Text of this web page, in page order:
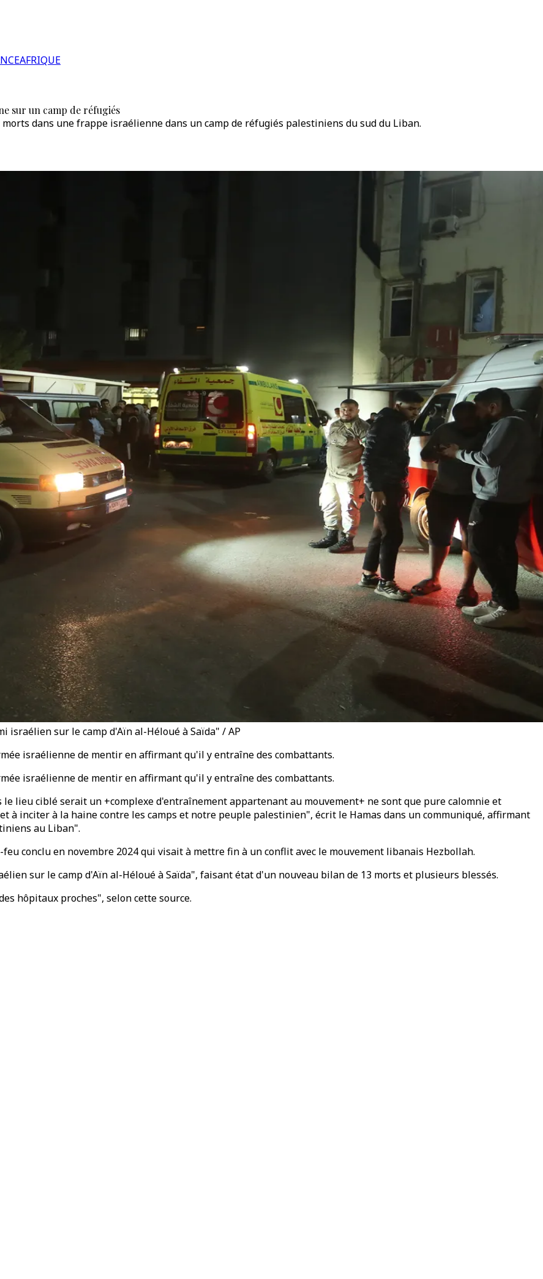
AFRIQUE
sur un camp de réfugiés
dans une frappe israélienne dans un camp de réfugiés palestiniens du sud du Liban.
sur le camp d'Aïn al-Héloué à Saïda" / AP
israélienne de mentir en affirmant qu'il y entraîne des combattants.
israélienne de mentir en affirmant qu'il y entraîne des combattants.
lieu ciblé serait un +complexe d'entraînement appartenant au mouvement+ ne sont que pure calomnie et
à inciter à la haine contre les camps et notre peuple palestinien", écrit le Hamas dans un communiqué, affirmant
au Liban".
conclu en novembre 2024 qui visait à mettre fin à un conflit avec le mouvement libanais Hezbollah.
sur le camp d'Aïn al-Héloué à Saïda", faisant état d'un nouveau bilan de 13 morts et plusieurs blessés.
hôpitaux proches", selon cette source.